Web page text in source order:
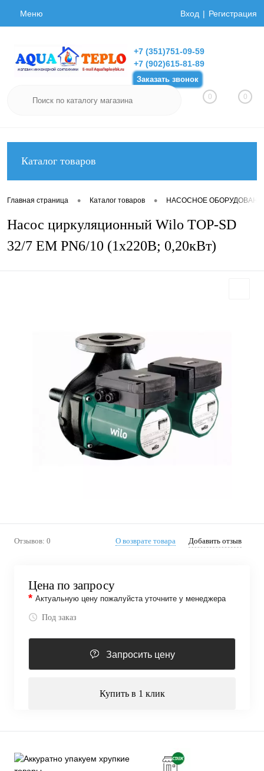
Меню Вход Регистрация
+7 (351)751-09-59
+7 (902)615-81-89
Заказать звонок
0 0
Каталог товаров
Главная страница • Каталог товаров • НАСОСНОЕ
Насос циркуляционный Wilo TOP-SD
32/7 EM PN6/10 (1х220В; 0,20кВт)
Отзывов: 0 О возврате товара Добавить отзыв
Цена по запросу
* Актуальную цену пожалуйста уточните у менеджера
Под заказ
Запросить цену
Купить в 1 клик